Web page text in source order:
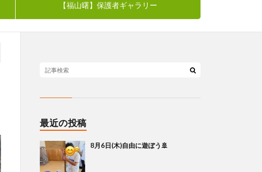
【福山曙】保護者ギャラリー
最近の投稿
8月6日(木)自由に遊ぼう🚢